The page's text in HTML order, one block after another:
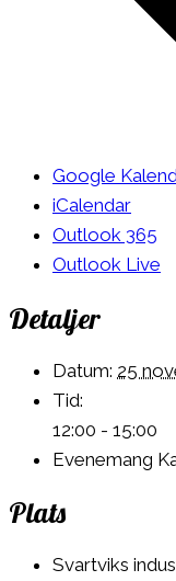
Google
iCalendar
Outlook 365
Outlook Live
Detaljer
Datum: 25
Tid:
12:00 - 15:00
Evenemang
Plats
Svartviks